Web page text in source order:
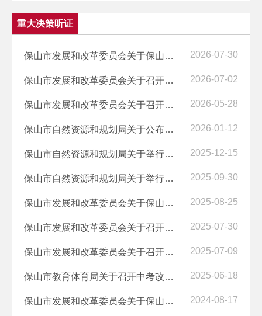
重大决策听证
保山市发展和改革委员会关于保山中心城市供排水价格调整听证报告 2026-07-30
保山市发展和改革委员会关于召开保山中心城市供排水价格调整听证会的公告 2026-07-02
保山市发展和改革委员会关于召开保山中心城市供排水价格调整听证会的公告 2026-05-28
保山市自然资源和规划局关于公布保山市中心城区城镇开发边界范围内10个... 2026-01-12
保山市自然资源和规划局关于举行保山市中心城区城镇开发边界范围内10个... 2025-12-15
保山市自然资源和规划局关于举行保山市中心城区城镇开发边界范围内10个... 2025-09-30
保山市发展和改革委员会关于保山市管道天然气上下游价格联动暨配气价格... 2025-08-25
保山市发展和改革委员会关于召开管道保山市发展和改革委员会关于召开管... 2025-07-30
保山市发展和改革委员会关于召开全市管道天然气上下游价格联动暨校核配... 2025-07-09
保山市教育体育局关于召开中考改革行政决策听证会的公告（第1号） 2025-06-18
保山市发展和改革委员会关于保山市公办普通​ 高中学费和住宿费标准调... 2024-08-17